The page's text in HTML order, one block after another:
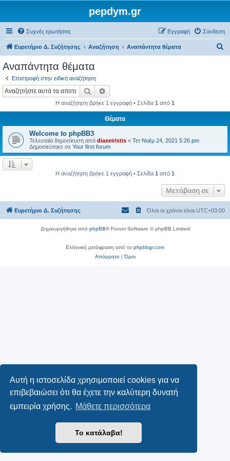
Αυτή η ιστοσελίδα χρησιμοποιεί cookies για να
επιβεβαιώσει ότι θα έχετε την καλύτερη δυνατή
εμπειρία χρήσης. Μάθετε περισσότερα
Το κατάλαβα!
pepdym.gr
Συχνές ερωτήσεις Σύνδεση
Εγγραφή
Ευρετήριο Δ. Συζήτησης Αναζήτηση Αναπάντητα θέματα
Αναπάντητα θέματα
Επιστροφή στην ειδική αναζήτηση
Αναζήτηση
Η αναζήτηση βρήκε 1 εγγραφή • Σελίδα 1 από 1
Θέματα
Welcome to phpBB3
Τελευταία δημοσίευση από diaxeiristis « Τετ Νοέμ 24, 2021 5:26 pm
Δημοσιεύτηκε σε Your first forum
Η αναζήτηση βρήκε 1 εγγραφή • Σελίδα 1 από 1
Μετάβαση σε
Ευρετήριο Δ. Συζήτησης Όλοι οι χρόνοι είναι UTC+03:00
Δημιουργήθηκε από phpBB® Forum Software © phpBB Limited
Ελληνική μετάφραση από το phpbbgr.com
Απόρρητο|Όροι